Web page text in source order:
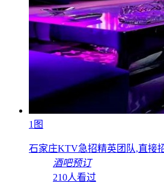
1图
石家庄KTV急招精英团队,直接
酒吧预订
210人看过